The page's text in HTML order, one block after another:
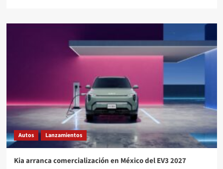
Autos Lanzamientos
Kia arranca comercialización en México del EV3 2027